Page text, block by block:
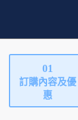
01
訂購內容及優
惠